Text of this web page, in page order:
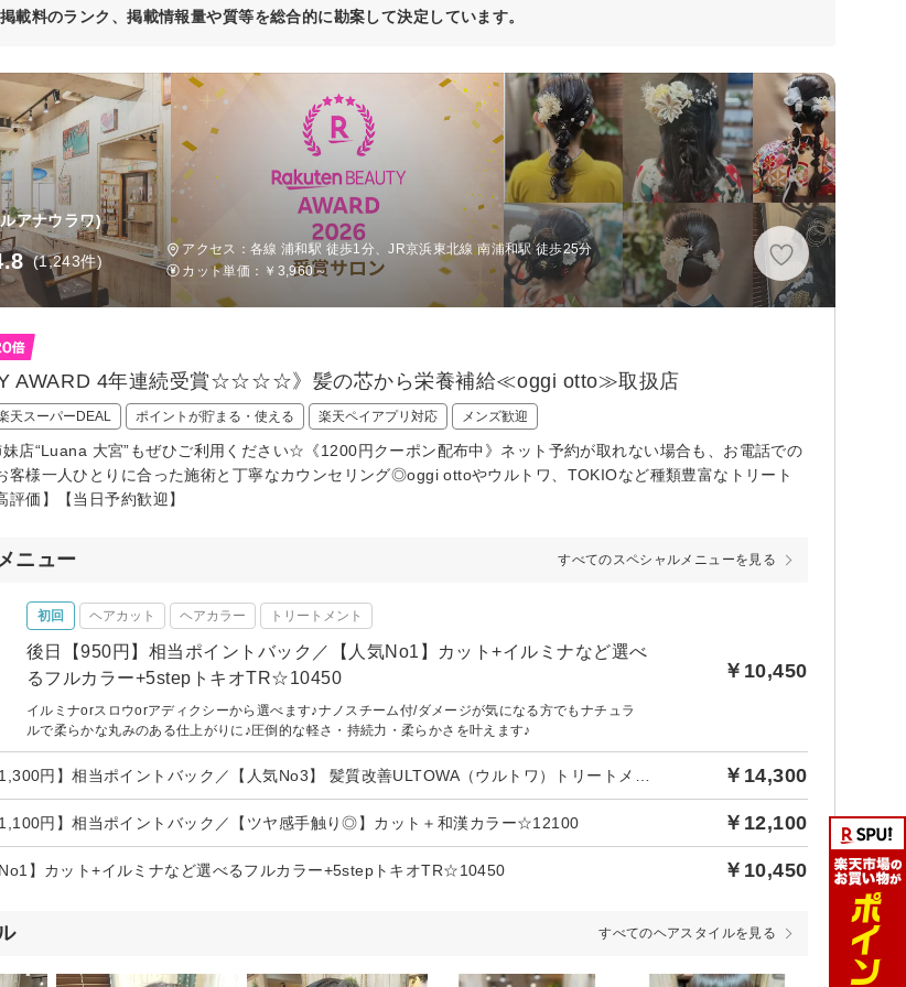
載料のランク、掲載情報量や質等を総合的に勘案して決定しています。
アナウラワ)
(1,243件)
アクセス：各線 浦和駅 徒歩1分、JR京浜東北線 南浦和駅 徒歩25分
カット単価： ￥3,960～
AWARD 4年連続受賞☆☆☆☆》髪の芯から栄養補給≪oggi otto≫取扱店
天スーパーDEAL ポイントが貯まる・使える 楽天ペイアプリ対応 メンズ歓迎
店“Luana 大宮”もぜひご利用ください☆《1200円クーポン配布中》ネット予約が取れない場合も、お電話での
客様一人ひとりに合った施術と丁寧なカウンセリング◎oggi ottoやウルトワ、TOKIOなど種類豊富なトリート
評価】【当日予約歓迎】
ニュー すべてのスペシャルメニューを見る
初回 ヘアカット ヘアカラー トリートメント
後日【950円】相当ポイントバック／【人気No1】カット+イルミナなど選べ
るフルカラー+5stepトキオTR☆10450
イルミナorスロウorアディクシーから選べます♪ナノスチーム付/ダメージが気になる方でもナチュラ
ルで柔らかな丸みのある仕上がりに♪圧倒的な軽さ・持続力・柔らかさを叶えます♪
￥10,450
￥14,300
円】相当ポイントバック／【ツヤ感手触り◎】カット＋和漢カラー☆12100 ￥12,100
No1】カット+イルミナなど選べるフルカラー+5stepトキオTR☆10450 ￥10,450
すべてのヘアスタイルを見る